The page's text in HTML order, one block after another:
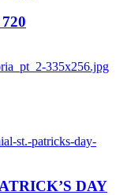
335x256.jpg
st.-patricks-day-
DAY